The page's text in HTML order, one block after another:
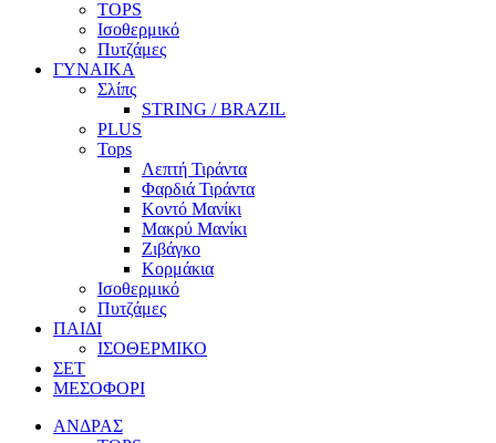
TOPS
Ισοθερμικό
Πυτζάμες
ΓΥΝΑΙΚΑ
Σλίπς
STRING / BRAZIL
PLUS
Tops
Λεπτή Τιράντα
Φαρδιά Τιράντα
Κοντό Μανίκι
Μακρύ Μανίκι
Ζιβάγκο
Κορμάκια
Ισοθερμικό
Πυτζάμες
ΠΑΙΔΙ
ΙΣΟΘΕΡΜΙΚΟ
ΣΕΤ
ΜΕΣΟΦΟΡΙ
ΑΝΔΡΑΣ